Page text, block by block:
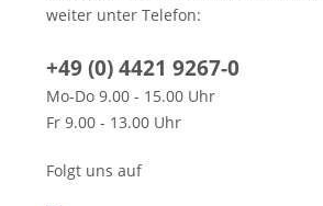
weiter unter Telefon:
+49 (0) 4421 9267-0
Mo-Do 9.00 - 15.00 Uhr
Fr 9.00 - 13.00 Uhr
Folgt uns auf